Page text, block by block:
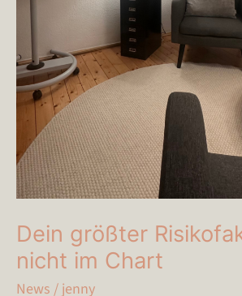
Dein größter
nicht im Chart
News / jenny